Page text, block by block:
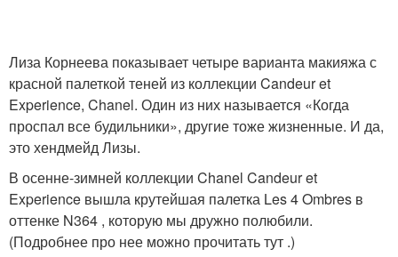
Лиза Корнеева показывает четыре варианта макияжа с
красной палеткой теней из коллекции Candeur et
Experience, Chanel. Один из них называется «Когда
проспал все будильники», другие тоже жизненные. И да,
это хендмейд Лизы.
В осенне-зимней коллекции Chanel Candeur et
Experience вышла крутейшая палетка Les 4 Ombres в
оттенке N364 , которую мы дружно полюбили.
(Подробнее про нее можно прочитать тут .)